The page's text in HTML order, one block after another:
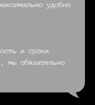
удобно
и сроки
мы обязательно